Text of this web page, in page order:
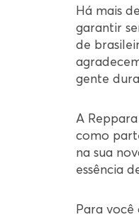
Há mais
garantir
de
gente
A
como
na sua
essência
Para